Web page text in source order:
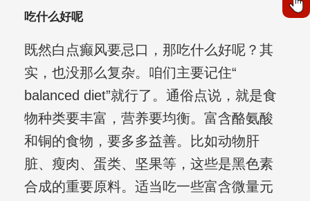
吃什么好呢
既然白点癫风要忌口，那吃什么好呢？其
实，也没那么复杂。咱们主要记住“
balanced diet”就行了。通俗点说，就是食
物种类要丰富，营养要均衡。富含酪氨酸
和铜的食物，要多多益善。比如动物肝
脏、瘦肉、蛋类、坚果等，这些是黑色素
合成的重要原料。适当吃一些富含微量元